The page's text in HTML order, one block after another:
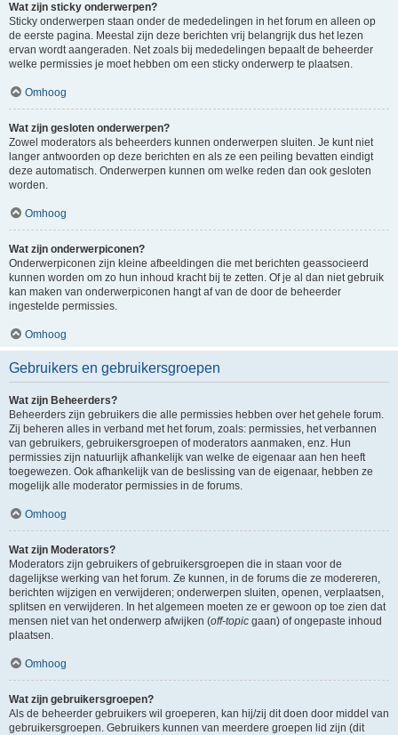
Wat zijn sticky onderwerpen?
Sticky onderwerpen staan onder de mededelingen in het forum en alleen op
de eerste pagina. Meestal zijn deze berichten vrij belangrijk dus het lezen
ervan wordt aangeraden. Net zoals bij mededelingen bepaalt de beheerder
welke permissies je moet hebben om een sticky onderwerp te plaatsen.
Omhoog
Wat zijn gesloten onderwerpen?
Zowel moderators als beheerders kunnen onderwerpen sluiten. Je kunt niet
langer antwoorden op deze berichten en als ze een peiling bevatten eindigt
deze automatisch. Onderwerpen kunnen om welke reden dan ook gesloten
worden.
Omhoog
Wat zijn onderwerpiconen?
Onderwerpiconen zijn kleine afbeeldingen die met berichten geassocieerd
kunnen worden om zo hun inhoud kracht bij te zetten. Of je al dan niet gebruik
kan maken van onderwerpiconen hangt af van de door de beheerder
ingestelde permissies.
Omhoog
Gebruikers en gebruikersgroepen
Wat zijn Beheerders?
Beheerders zijn gebruikers die alle permissies hebben over het gehele forum.
Zij beheren alles in verband met het forum, zoals: permissies, het verbannen
van gebruikers, gebruikersgroepen of moderators aanmaken, enz. Hun
permissies zijn natuurlijk afhankelijk van welke de eigenaar aan hen heeft
toegewezen. Ook afhankelijk van de beslissing van de eigenaar, hebben ze
mogelijk alle moderator permissies in de forums.
Omhoog
Wat zijn Moderators?
Moderators zijn gebruikers of gebruikersgroepen die in staan voor de
dagelijkse werking van het forum. Ze kunnen, in de forums die ze modereren,
berichten wijzigen en verwijderen; onderwerpen sluiten, openen, verplaatsen,
splitsen en verwijderen. In het algemeen moeten ze er gewoon op toe zien dat
mensen niet van het onderwerp afwijken (off-topic gaan) of ongepaste inhoud
plaatsen.
Omhoog
Wat zijn gebruikersgroepen?
Als de beheerder gebruikers wil groeperen, kan hij/zij dit doen door middel van
gebruikersgroepen. Gebruikers kunnen van meerdere groepen lid zijn (dit